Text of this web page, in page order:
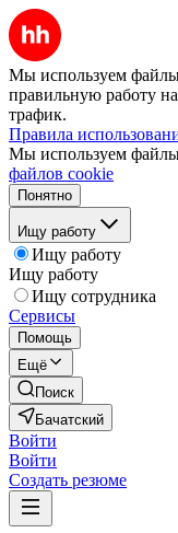
Мы используем файлы
правильную работу
трафик.
Правила
Мы используем
файлов cookie
Понятно
Ищу работу
Ищу работу
Ищу работу
Ищу сотрудника
Сервисы
Помощь
Ещё
Поиск
Бачатский
Войти
Войти
Создать резюме